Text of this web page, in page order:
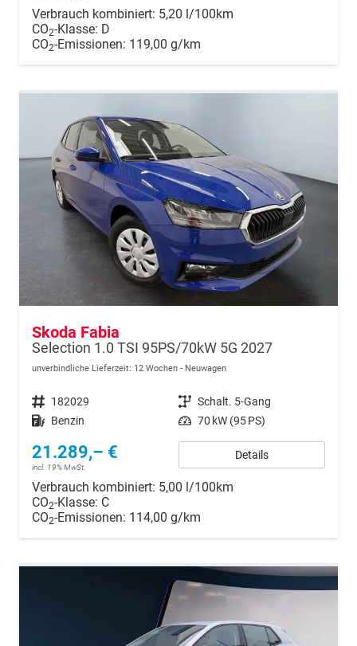
Verbrauch kombiniert: 5,20 l/100km
CO2-Klasse: D
CO2-Emissionen: 119,00 g/km
Skoda Fabia
Selection 1.0 TSI 95PS/70kW 5G 2027
unverbindliche Lieferzeit: 12 Wochen Neuwagen
Fahrzeugnr. 182029 Getriebe Schalt. 5-Gang
Kraftstoff Benzin Leistung 70 kW (95 PS)
21.289,– €
incl. 19% MwSt.
Details
Verbrauch kombiniert: 5,00 l/100km
CO2-Klasse: C
CO2-Emissionen: 114,00 g/km